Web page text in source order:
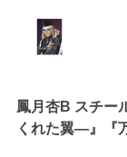
鳳月杏B スチー
くれた翼―』『